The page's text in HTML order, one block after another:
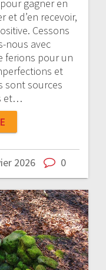
gagner en
et d’en recevoir,
Cessons
nous avec
ferions pour un
et
sont sources
et…
2026 0